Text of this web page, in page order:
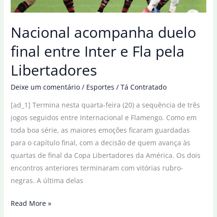
o
Nacional acompanha duelo
final entre Inter e Fla pela
Libertadores
Deixe um comentário / Esportes / Tá Contratado
[ad_1] Termina nesta quarta-feira (20) a sequência de três
jogos seguidos entre Internacional e Flamengo. Como em
toda boa série, as maiores emoções ficaram guardadas
para o capítulo final, com a decisão de quem avança às
quartas de final da Copa Libertadores da América. Os dois
encontros anteriores terminaram com vitórias rubro-
negras. A última delas
Nacional
Read More »